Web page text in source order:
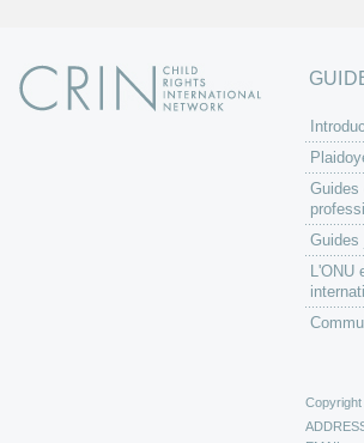
Guides
Guides
L'ONU